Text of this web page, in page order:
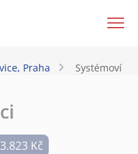
Praha Systémoví
Kč